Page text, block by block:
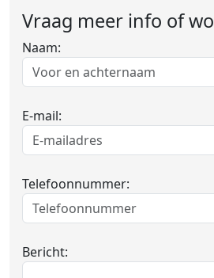
Vraag meer info of
Naam:
E-mail:
Telefoonnummer:
Bericht: